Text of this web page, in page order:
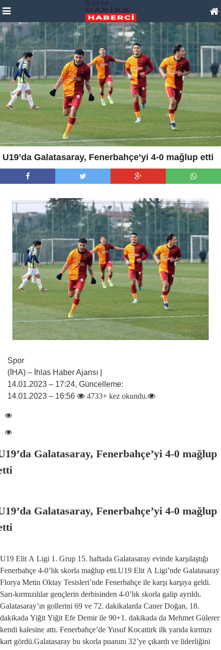
U19’da Galatasaray, Fenerbahçe’yi 4-0 mağlup etti
Spor
(İHA) – İhlas Haber Ajansı |
14.01.2023 – 17:24, Güncelleme:
14.01.2023 – 16:56
4733+ kez okundu.
Galatasaray, Fenerbahçe’yi 4-0 mağlup
Galatasaray, Fenerbahçe’yi 4-0 mağlup
U19 Elit A Ligi 1. Grup 15. haftada Galatasaray evinde karşılaştığı
Fenerbahçe 4-0’lık skorla mağlup etti.U19 Elit A Ligi’nde Galatasaray
Florya Metin Oktay Tesisleri’nde Fenerbahçe ile karşı karşıya geldi.
Sarı-kırmızılılar gençlerin derbisinden 4-0’lık skorla galip ayrıldı.
Galatasaray’ın gollerini 69 ve 72. dakikalarda Caner Doğan, 18.
dakikada Yiğit Yiğit Efe Demir ile 90+1. dakikada da Mehmet Gülerer
kendi kalesine attı. Fenerbahçe’de Yusuf Kocatürk ilk yarıda kırmızı
kart gördü.Galatasaray bu skorla puanını 32’ye çıkardı ve liderliğini